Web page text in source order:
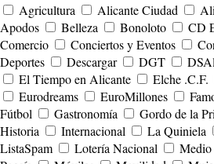
Agricultura
Alicante Ciudad
Apodos
Belleza Bonoloto CD
Comercio
Conciertos y Eventos
Deportes
Descargar DGT
El Tiempo en Alicante
Elche .C.F.
Eurodreams
EuroMillones
Fútbol
Gastronomía Gordo de la
Historia
Internacional La Quiniela
ListaSpam
Lotería Nacional